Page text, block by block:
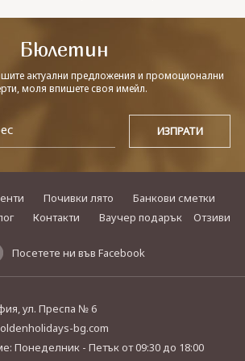
Бюлетин
актуални предложения и промоционални
моля впишете своя имейл.
Почивки лято
Банкови сметки
Контакти Ваучер подарък Отзиви
Посетете ни във Facebook
ул. Преспа № 6
bg.com
Понеделник - Петъкот 09:30 до 18:00